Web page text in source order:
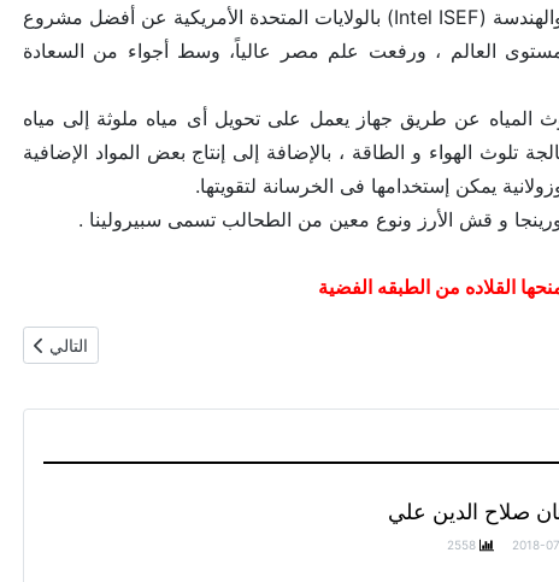
طالبة بمدرسة المتفوقين ، حصلت على المركز الأول بمعرض إنتل الدولى للعلوم والهندسة (Intel ISEF) بالولايات المتحدة الأمريكية عن أفضل مشروع
فيه أكثر من 1700 طالب وطالبة على مستوى العالم ، ورفعت علم مصر عالياً، وسط أجواء من السعادة
عن طريق جهاز يعمل على تحويل أى مياه ملوثة إلى مياه
تلوث الهواء و الطاقة ، بالإضافة إلى إنتاج بعض المواد الإضافية
يمكن إستخدامها فى الخرسانة لتقويتها.
و قش الأرز ونوع معين من الطحالب تسمى سبيرولينا .
المقال
التالي
صلاح الدين علي
2018-
2558